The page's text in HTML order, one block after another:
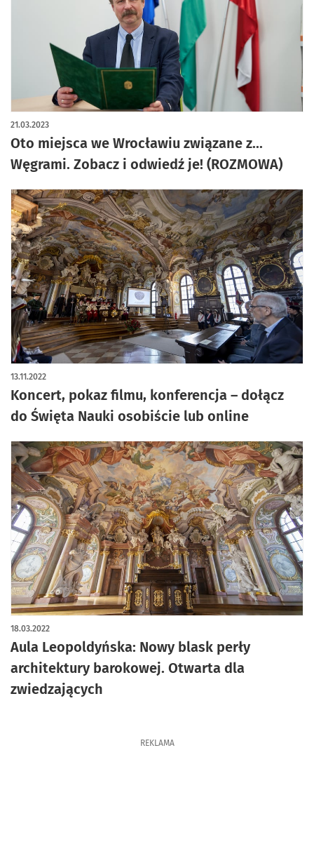
Oto miejsca we Wrocławiu związane z...
Węgrami. Zobacz i odwiedź je! (ROZMOWA)
21.03.2023
Koncert, pokaz filmu, konferencja – dołącz
do Święta Nauki osobiście lub online
13.11.2022
Aula Leopoldyńska: Nowy blask perły
architektury barokowej. Otwarta dla
zwiedzających
18.03.2022
REKLAMA